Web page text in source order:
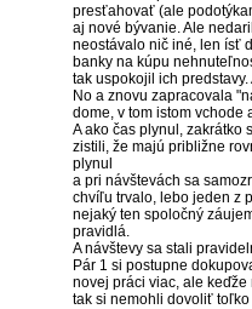
presťahovať (ale
aj nové bývanie. Ale
neostávalo nič iné, len ísť
banky na kúpu
tak uspokojil ich
No a znovu zapracovala
dome, v tom istom vchode
A ako čas plynul, zakrátko
zistili, že majú približne
plynul
a pri návštevách sa
chvíľu trvalo, lebo jeden z
nejaký ten spoločný
pravidlá.
A návštevy sa stali
Pár 1 si postupne
novej práci viac, ale
tak si nemohli dovoliť toľko